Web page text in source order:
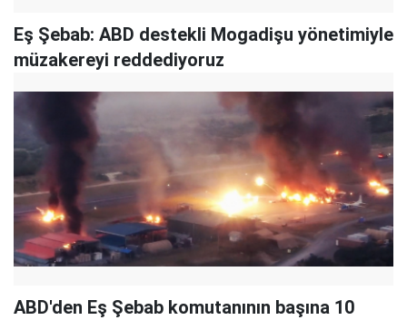
Eş Şebab: ABD destekli Mogadişu yönetimiyle
müzakereyi reddediyoruz
ABD'den Eş Şebab komutanının başına 10